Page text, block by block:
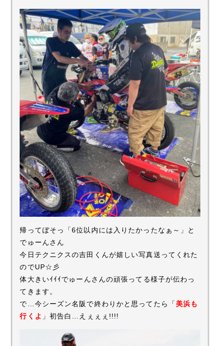
帰ってぼそっ「6位以内には入りたかったなぁ～」と
でゅーんさん
今日テクニクスの吉田くんが嬉しい写真送ってくれた
のでUP☆彡
体大きいｲｲｲでゅーんさんの頑張ってる様子が伝わっ
てきます。
で…今シーズン名阪で終わりかと思ってたら「美浜も
行くよ 」初告白…えぇぇぇ!!!!